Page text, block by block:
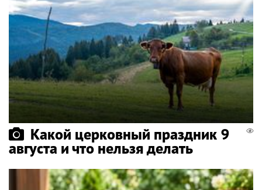
Какой церковный праздник 9
августа и что нельзя делать